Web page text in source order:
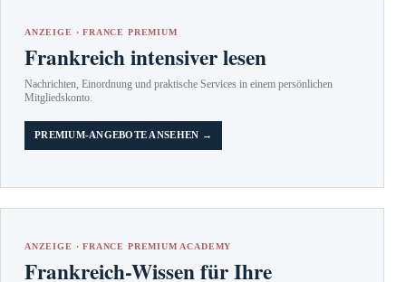
ANZEIGE · FRANCE PREMIUM
Frankreich intensiver lesen
Nachrichten, Einordnung und praktische Services in einem persönlichen
Mitgliedskonto.
PREMIUM-ANGEBOTE ANSEHEN →
ANZEIGE · FRANCE PREMIUM ACADEMY
Frankreich-Wissen für Ihre